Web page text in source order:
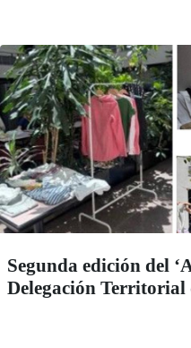
Segunda edición del
Delegación